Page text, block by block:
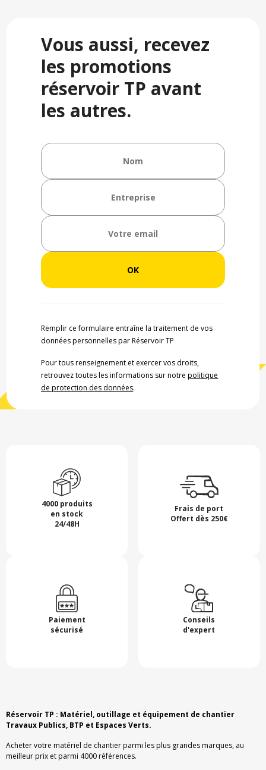
Vous aussi, recevez
les promotions
réservoir TP avant
les autres.
Remplir ce formulaire entraîne la traitement de vos
données personnelles par Réservoir TP
Pour tous renseignement et exercer vos droits,
retrouvez toutes les informations sur notrepolitique
de protection des données.
4000 produits
en stock
24/48H
Frais de port
Offert dès 250€
Paiement
sécurisé
Conseils
d'expert
Réservoir TP : Matériel, outillage et équipement de chantier
Travaux Publics, BTP et Espaces Verts.
Acheter votre matériel de chantier parmi les plus grandes marques, au
meilleur prix et parmi 4000 références.